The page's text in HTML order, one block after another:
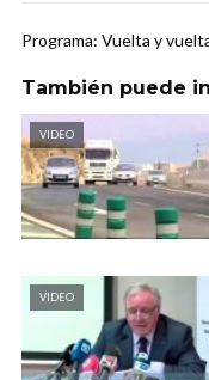
Programa: Vuelta y
También puede
VIDEO
VIDEO